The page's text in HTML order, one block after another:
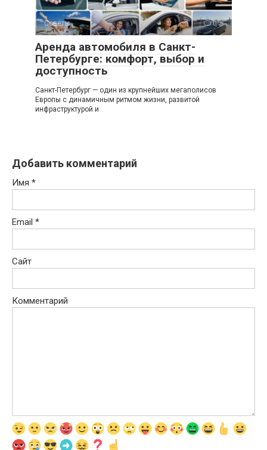
Советы 0
Аренда автомобиля в Санкт-
Петербурге: комфорт, выбор и
доступность
Санкт-Петербург — один из крупнейших мегаполисов
Европы с динамичным ритмом жизни, развитой
инфраструктурой и
Добавить комментарий
Имя *
Email *
Сайт
Комментарий